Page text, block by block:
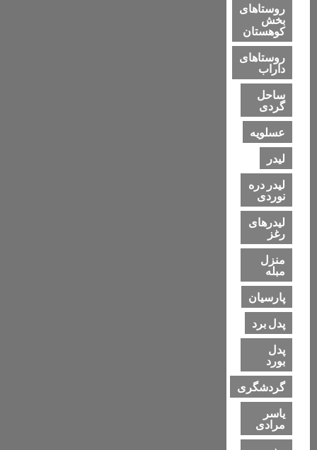
روستاهای
بخش
کوهستان
روستاهای
داراب
ساحل
گردی
عسلویه
لیدر
لیدر دره
نوردی
لیدرهای
رغز
منزل
مبله
پارسیان
پدل برد
پدل
بورد
گردشگری
یاسر
مرادی